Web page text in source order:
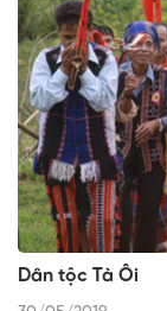
Dân tộc Tà Ôi